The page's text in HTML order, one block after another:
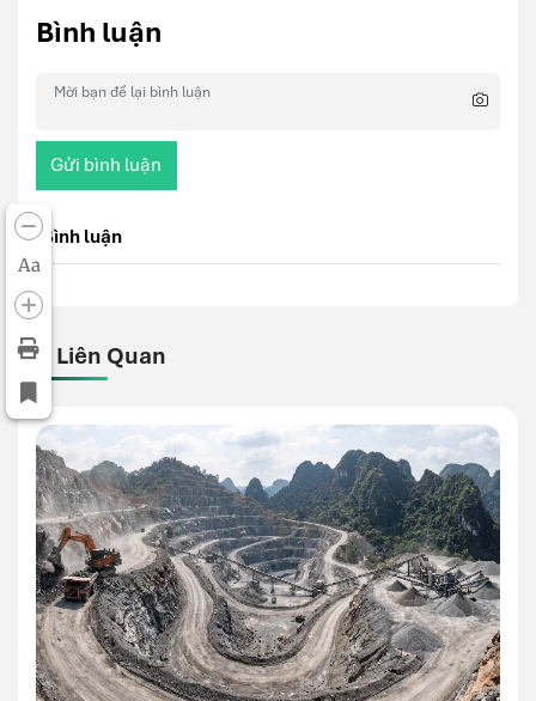
Aa
Bình luận
Gửi bình luận
Bình luận
Bài Liên Quan